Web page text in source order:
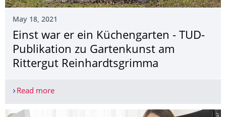
May 18, 2021
Einst war er ein Küchengarten - TUD-
Publikation zu Gartenkunst am
Rittergut Reinhardtsgrimma
Read moreEinst war er ein Küchengarten - TUD-